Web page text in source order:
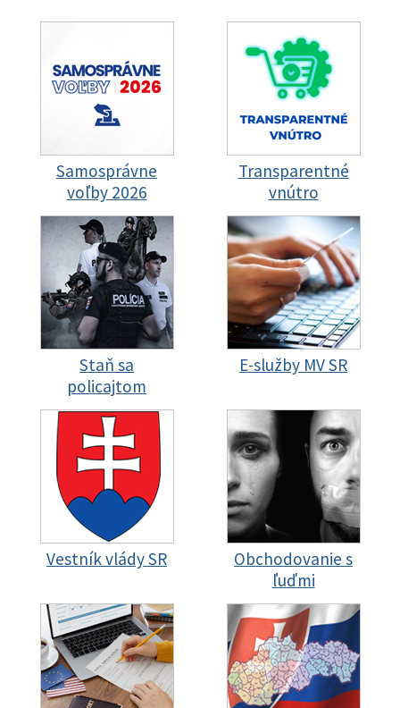
Samosprávne
voľby 2026
Transparentné
vnútro
Staň sa
policajtom
E-služby MV SR
Vestník vlády SR
Obchodovanie s
ľuďmi